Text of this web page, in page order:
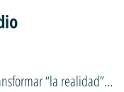
“la realidad”…